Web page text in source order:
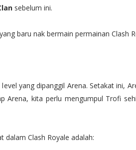
sebelum ini.
baru nak bermain permainan Clash
yang dipanggil Arena. Setakat ini,
Arena, kita perlu mengumpul Trofi
dalam Clash Royale adalah: